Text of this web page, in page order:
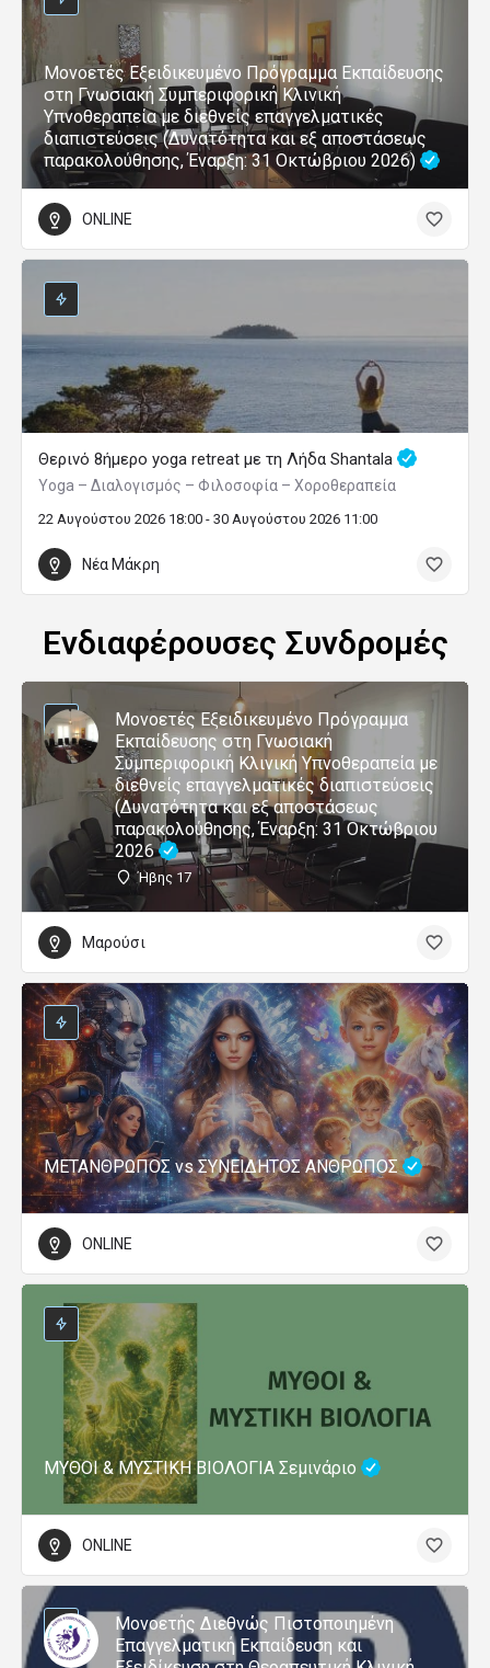
Μονοετές Εξειδικευμένο Πρόγραμμα Εκπαίδευσης
στη Γνωσιακή Συμπεριφορική Κλινική
Υπνοθεραπεία με διεθνείς επαγγελματικές
διαπιστεύσεις (Δυνατότητα και εξ αποστάσεως
παρακολούθησης, Έναρξη: 31 Οκτώβριου 2026)
ONLINE
Θερινό 8ήμερο yoga retreat με τη Λήδα Shantala
Yoga – Διαλογισμός – Φιλοσοφία – Χοροθεραπεία
22 Αυγούστου 2026 18:00 - 30 Αυγούστου 2026 11:00
Νέα Μάκρη
Ενδιαφέρουσες Συνδρομές
Μονοετές Εξειδικευμένο Πρόγραμμα
Εκπαίδευσης στη Γνωσιακή
Συμπεριφορική Κλινική Υπνοθεραπεία με
διεθνείς επαγγελματικές διαπιστεύσεις
(Δυνατότητα και εξ αποστάσεως
παρακολούθησης, Έναρξη: 31 Οκτώβριου
2026
Ήβης 17
Μαρούσι
ΜΕΤΑΝΘΡΩΠΟΣ vs ΣΥΝΕΙΔΗΤΟΣ ΑΝΘΡΩΠΟΣ
ONLINE
ΜΥΘΟΙ & ΜΥΣΤΙΚΗ ΒΙΟΛΟΓΙΑ Σεμινάριο
ONLINE
Μονοετής Διεθνώς Πιστοποιημένη
Επαγγελματική Εκπαίδευση και